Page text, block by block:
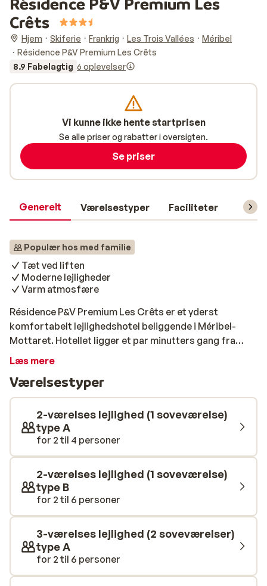
Crêts
Hjem Skiferie Frankrig Les Trois Vallées
Méribel
Résidence P&V Premium Les Crêts
8.9 Fabelagtig 6 oplevelser
Generelt Værelsestyper Faciliteter
Populær hos med familie
Tæt ved liften
Moderne lejligheder
Varm atmosfære
Résidence P&V Premium Les Crêts er et yderst
komfortabelt lejlighedshotel beliggende i Méribel-
Mottaret. Hotellet ligger et par minutters gang fra
byens butikker og restauranter, og blot 100 meter væk
smagfuldt indrettet. Her er brugt masser af træ og
varme farver i indretningen, hvilket giver lejlighederne
en hyggelig atmosfære. Hotellets centrale beliggenhed
og høje komfortniveau sikrer dig en god ferie.
Læs mere
Værelsestyper
2-værelses lejlighed (1 soveværelse)
type A
for 2 til 4 personer
2-værelses lejlighed (1 soveværelse)
type B
for 2 til 6 personer
3-værelses lejlighed (2 soveværelser)
type A
for 2 til 6 personer
Vi kunne ikke hente startprisen
Se alle priser og rabatter i oversigten.
Se priser